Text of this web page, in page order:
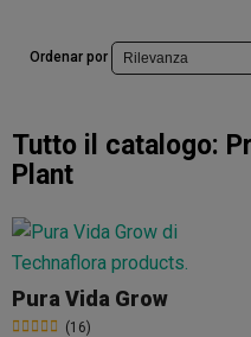
Ordenar por
Tutto il catalogo:
Plant
Pura Vida Grow
(16)